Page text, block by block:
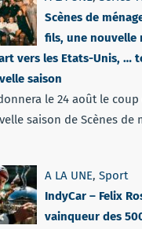
Scènes de
fils, une nouvelle
vers les Etats-Unis, …
saison
le 24 août le
saison de Scènes de
A LA UNE, Sport
IndyCar – Felix
vainqueur des